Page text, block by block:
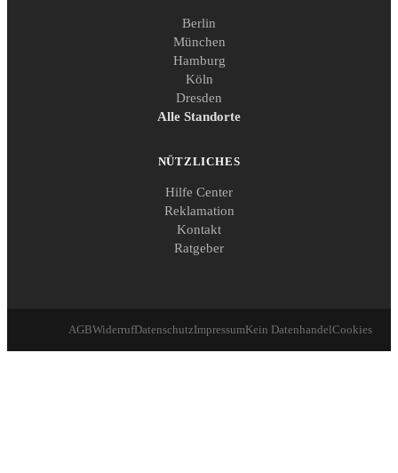
Berlin
München
Hamburg
Köln
Dresden
Alle Standorte
NÜTZLICHES
Hilfe Center
Reklamation
Kontakt
Ratgeber
AGBWiderrufDatenschutzImpressumKein DatenhandelCookies